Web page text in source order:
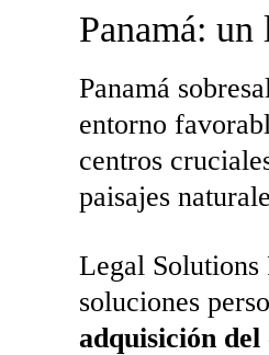
Panamá:
Panamá
entorno
centros
paisajes
Legal Solutions
soluciones
adquisición